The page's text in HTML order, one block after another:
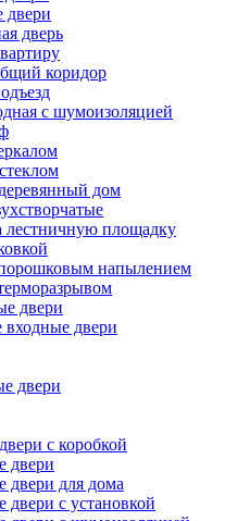
двери
дверь
коридор
с шумоизоляцией
дом
лестничную площадку
напылением
двери
двери
двери
с коробкой
двери
двери для дома
двери с установкой